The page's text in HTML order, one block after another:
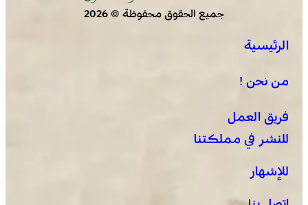
جميع الحقوق محفوظة © 2026
الرئيسية
من نحن !
فريق العمل
للنشر في مملكتنا
للإشهار